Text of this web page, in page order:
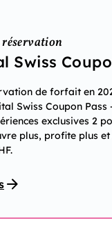
Swiss
de forfait en
Swiss Coupon Pass
exclusives 2
plus, profite plus